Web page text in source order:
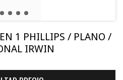
1 PHILLIPS / PLANO /
IRWIN